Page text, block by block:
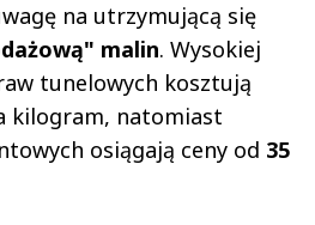
na utrzymującą się
malin. Wysokiej
tunelowych kosztują
kilogram, natomiast
osiągają ceny od 35